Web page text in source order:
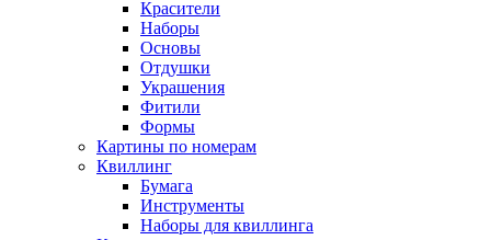
Красители
Наборы
Основы
Отдушки
Украшения
Фитили
Формы
Картины по номерам
Квиллинг
Бумага
Инструменты
Наборы для квиллинга